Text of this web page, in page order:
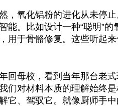
，氧化铝粉的进化从未停
能。比如设计一种“聪明”
用于骨骼修复。这些听起
回母校，看到当年那台老
们对材料本质的理解始终
它、驾驭它。就像厨师手